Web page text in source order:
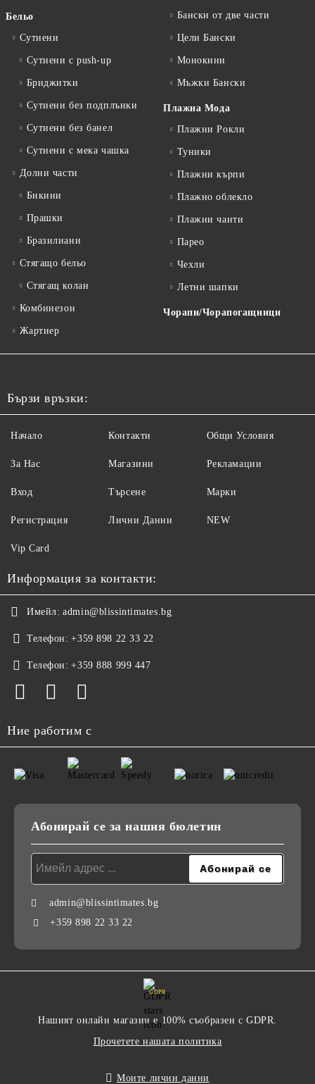
Бельо
Сутиени
Сутиени с push-up
Бриджитки
Сутиени без подплънки
Сутиени без банел
Сутиени с мека чашка
Долни части
Бикини
Прашки
Бразилиани
Стягащо бельо
Стягащ колан
Комбинезон
Жартиер
Бански от две части
Цели Бански
Монокини
Мъжки Бански
Плажна Мода
Плажни Рокли
Туники
Плажни кърпи
Плажно облекло
Плажни чанти
Парео
Чехли
Летни шапки
Чорапи/Чорапогащници
Бързи връзки:
Начало
За Нас
Вход
Регистрация
Контакти
Магазини
Търсене
Лични Данни
Общи Условия
Рекламации
Марки
NEW
Vip Card
Информация за контакти:
Имейл: admin@blissintimates.bg
Телефон: +359 898 22 33 22
Телефон: +359 888 999 447
Ние работим с
Абонирай се за нашия бюлетин
admin@blissintimates.bg
+359 898 22 33 22
GDPR
Нашият онлайн магазин е 100% съобразен с GDPR.
Прочетете нашата политика
Моите лични данни